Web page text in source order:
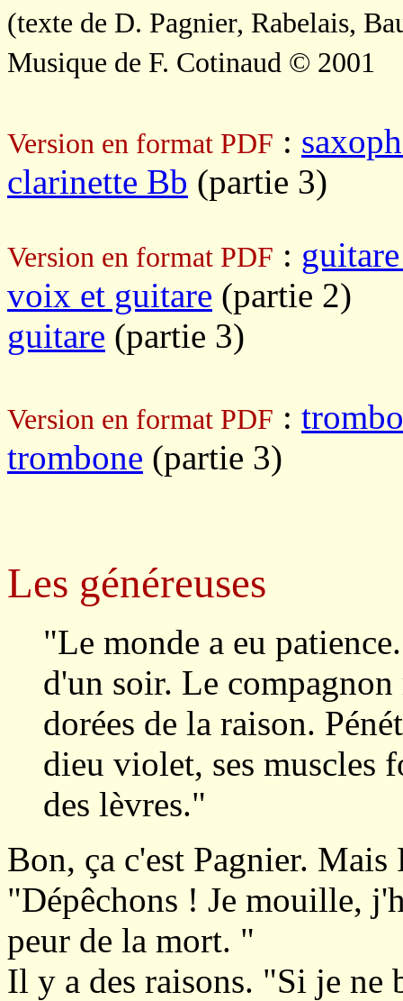
(texte de D. Pagnier, Rabelais,
Musique de F. Cotinaud © 2001
Version en format PDF :
clarinette Bb (partie 3)
Version en format PDF :
voix et guitare (partie 2)
guitare (partie 3)
Version en format PDF :
trombone (partie 3)
Les généreuses
"Le monde a eu
d'un soir. Le
dorées de la raison.
dieu violet, ses muscles
des lèvres."
Bon, ça c'est Pagnier.
"Dépêchons ! Je mouille,
peur de la mort. "
Il y a des raisons. "Si je ne